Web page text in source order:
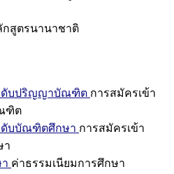
กสูตรนานาชาติ
ดับปริญญาบัณฑิต การสมัครเข้า
ฑิต
ดับบัณฑิตศึกษา การสมัครเข้า
า
ค่าธรรมเนียมการศึกษา